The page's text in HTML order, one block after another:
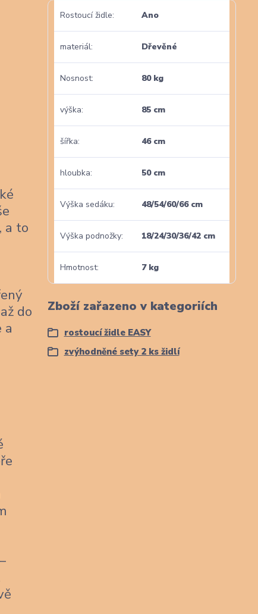
a to
do
a
Rostoucí židle Ano
materiál Dřevěné
Nosnost 80 kg
výška 85 cm
šířka 46 cm
hloubka 50 cm
Výška sedáku 48/54/60/66 cm
Výška podnožky 18/24/30/36/42 cm
Hmotnost 7 kg
Zboží zařazeno v kategoriích
rostoucí židle EASY
zvýhodněné sety 2 ks židlí